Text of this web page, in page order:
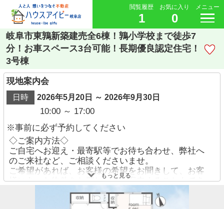
閲覧履歴
1
お気に入り
0
メニュー
岐阜市東鶉新築建売全6棟！鶉小学校まで徒歩7
分！お車スペース3台可能！長期優良認定住宅！
3号棟
現地案内会
日時 2026年5月20日 ～ 2026年9月30日
10:00 ～ 17:00
※事前に必ず予約してください
◇ご案内方法◇
ご自宅へお迎え・最寄駅等でお待ち合わせ、弊社へ
のご来社など、ご相談くださいませ。
ご希望があれば、お客様の希望をお聞きして、お客
様にあった物件をお探ししてご案内することもでき
もっと見る